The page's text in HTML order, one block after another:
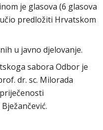
je glasova (6 glasova
predložiti Hrvatskom
u javno djelovanje.
sabora Odbor je
dr. sc. Milorada